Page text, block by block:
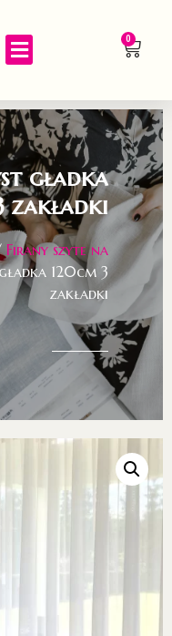
0
gładka
zakładki
Firany szyte na
120cm 3
zakładki